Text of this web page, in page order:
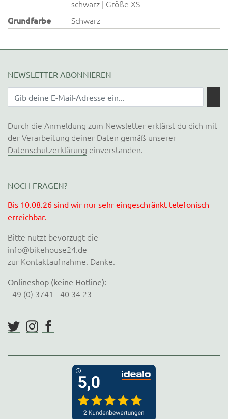
schwarz | Größe XS
Grundfarbe
Schwarz
NEWSLETTER ABONNIEREN
Durch die Anmeldung zum Newsletter erklärst du dich mit
der Verarbeitung deiner Daten gemäß unserer
Datenschutzerklärung einverstanden.
NOCH FRAGEN?
Bis 10.08.26 sind wir nur sehr eingeschränkt telefonisch
erreichbar.
Bitte nutzt bevorzugt die
info@bikehouse24.de
zur Kontaktaufnahme. Danke.
Onlineshop (keine Hotline):
+49 (0) 3741 - 40 34 23